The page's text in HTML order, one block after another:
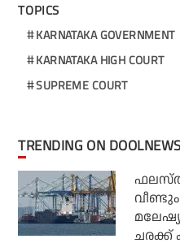
TOPICS
KARNATAKA GOVERNMENT
KARNATAKA HIGH COURT
SUPREME COURT
TRENDING ON DOOLNEWS
വീണ്ടും
ചരക്ക്